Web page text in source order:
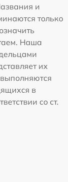
и
только
Наша
их
в
со ст.